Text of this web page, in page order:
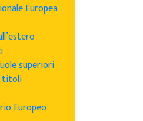
Europea
superiori
titoli
Europeo